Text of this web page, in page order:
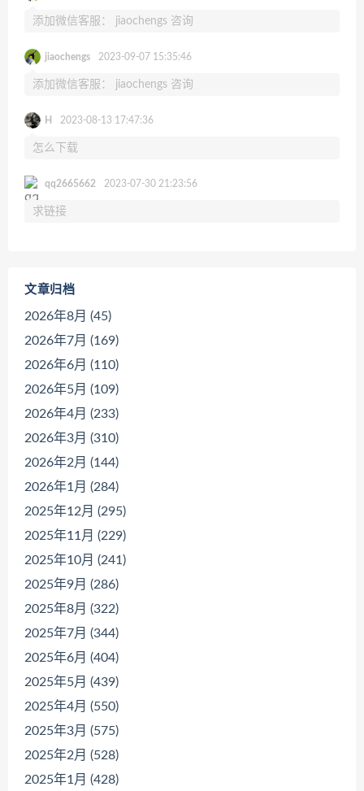
添加微信客服： jiaochengs 咨询
jiaochengs 2023-09-07 15:35:46
添加微信客服： jiaochengs 咨询
H 2023-08-13 17:47:36
怎么下载
qq2665662 2023-07-30 21:23:56
求链接
文章归档
2026年8月 (45)
2026年7月 (169)
2026年6月 (110)
2026年5月 (109)
2026年4月 (233)
2026年3月 (310)
2026年2月 (144)
2026年1月 (284)
2025年12月 (295)
2025年11月 (229)
2025年10月 (241)
2025年9月 (286)
2025年8月 (322)
2025年7月 (344)
2025年6月 (404)
2025年5月 (439)
2025年4月 (550)
2025年3月 (575)
2025年2月 (528)
2025年1月 (428)